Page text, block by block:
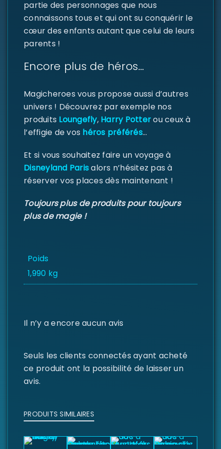
partie des personnages que nous
connaissons tous et qui ont su conquérir le
cœur des enfants autant que celui de leurs
parents !
Encore plus de héros…
Magicheroes vous propose aussi d’autres
univers ! Découvrez par exemple nos
produits Loungefly,Harry Potterou ceux à
l’effigie de vos héros préférés…
Et si vous souhaitez faire un voyage à
Disneyland Parisalors n’hésitez pas à
réserver vos places dès maintenant !
Toujours plus de produits pour toujours
plus de magie !
Poids
1,990 kg
Il n’y a encore aucun avis
Seuls les clients connectés ayant acheté
ce produit ont la possibilité de laisser un
avis.
PRODUITS SIMILAIRES